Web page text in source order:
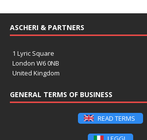
ASCHERI & PARTNERS
1 Lyric Square
London W6 0NB
United Kingdom
GENERAL TERMS OF BUSINESS
READ TERMS